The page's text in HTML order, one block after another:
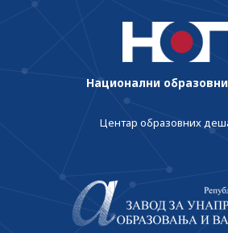
Национални
Центар образовних